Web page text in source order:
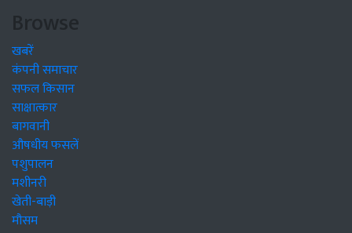
Browse
खबरें
कंपनी समाचार
सफल किसान
साक्षात्कार
बागवानी
औषधीय फसलें
पशुपालन
मशीनरी
खेती-बाड़ी
मौसम